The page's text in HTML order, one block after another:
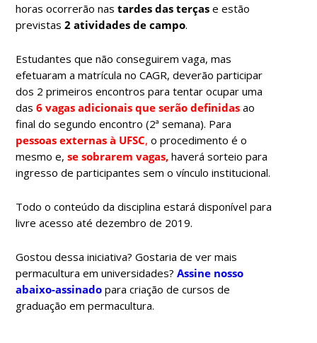
horas ocorrerão nastardes das terças e estão
previstas2 atividades de campo.
Estudantes que não conseguirem vaga, mas
efetuaram a matrícula no CAGR, deverão participar
dos 2 primeiros encontros para tentar ocupar uma
das6 vagas adicionais que serão definidas ao
final do segundo encontro (2ª semana). Para
pessoas externas à UFSC,o procedimento é o
mesmo e, se sobrarem vagas, haverá sorteio para
ingresso de participantes sem o vínculo institucional.
Todo o conteúdo da disciplina estará disponível para
livre acesso até dezembro de 2019.
Gostou dessa iniciativa? Gostaria de ver mais
permacultura em universidades?Assine nosso
abaixo-assinado para criação de cursos de
graduação em permacultura.